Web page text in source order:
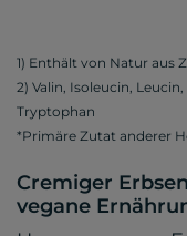
1) Enthält von Natur aus
2) Valin, Isoleucin,
Tryptophan
*Primäre Zutat anderer
Cremiger
vegane